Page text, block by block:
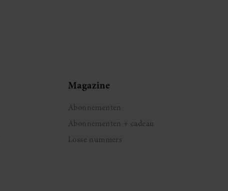
Magazine
Abonnementen
Abonnementen + cadeau
Losse nummers